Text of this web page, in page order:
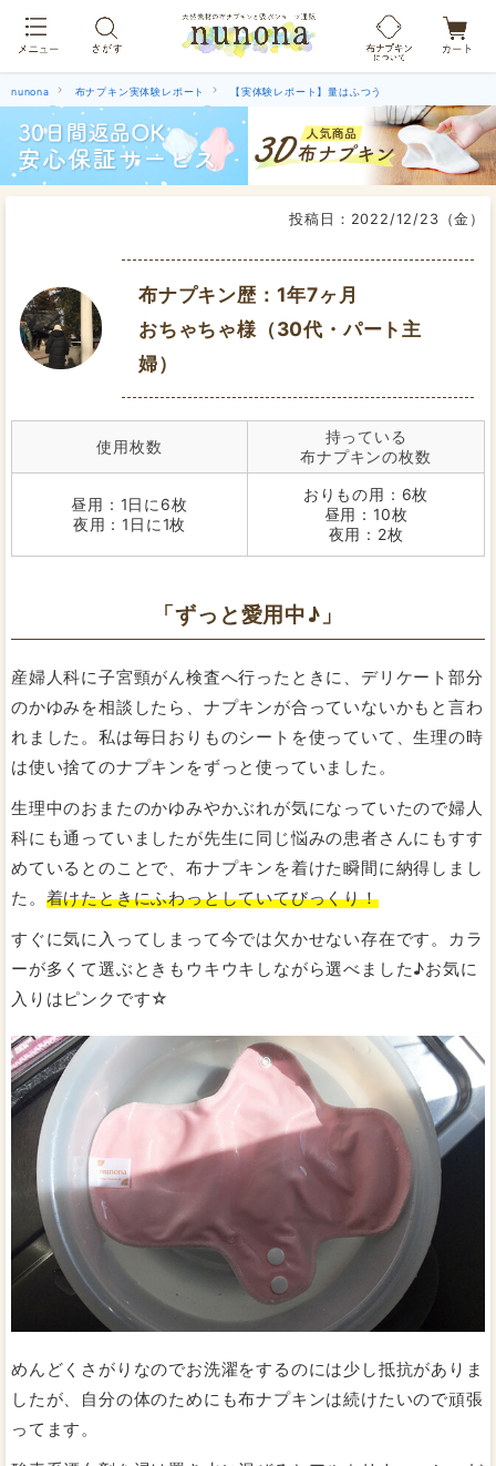
nunona 布ナプキン実体験レポート 【実体験レポート】量はふつう
投稿日： 2022/12/23（金）
布ナプキン歴：1年7ヶ月
おちゃちゃ様（30代・パート主
婦）
使用枚数
持っている
布ナプキンの枚数
昼用：1日に6枚
夜用：1日に1枚
おりもの用：6枚
昼用：10枚
夜用：2枚
「ずっと愛用中♪」
産婦人科に子宮頸がん検査へ行ったときに、デリケート部分
のかゆみを相談したら、ナプキンが合っていないかもと言わ
れました。私は毎日おりものシートを使っていて、生理の時
は使い捨てのナプキンをずっと使っていました。
生理中のおまたのかゆみやかぶれが気になっていたので婦人
科にも通っていましたが先生に同じ悩みの患者さんにもすす
めているとのことで、布ナプキンを着けた瞬間に納得しまし
た。 着けたときにふわっとしていてびっくり！
すぐに気に入ってしまって今では欠かせない存在です。カラ
ーが多くて選ぶときもウキウキしながら選べました♪お気に
入りはピンクです☆
めんどくさがりなのでお洗濯をするのには少し抵抗がありま
したが、自分の体のためにも布ナプキンは続けたいので頑張
ってます。